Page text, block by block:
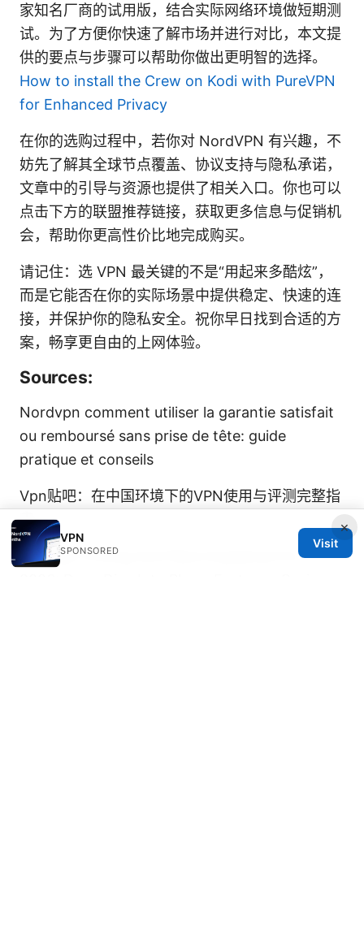
家知名厂商的试用版，结合实际网络环境做短期测
试。为了方便你快速了解市场并进行对比，本文提
供的要点与步骤可以帮助你做出更明智的选择。
How to install the Crew on Kodi with PureVPN
for Enhanced Privacy
在你的选购过程中，若你对 NordVPN 有兴趣，不
妨先了解其全球节点覆盖、协议支持与隐私承诺，
文章中的引导与资源也提供了相关入口。你也可以
点击下方的联盟推荐链接，获取更多信息与促销机
会，帮助你更高性价比地完成购买。
请记住：选 VPN 最关键的不是“用起来多酷炫”，
而是它能否在你的实际场景中提供稳定、快速的连
接，并保护你的隐私安全。祝你早日找到合适的方
案，畅享更自由的上网体验。
Sources:
Nordvpn comment utiliser la garantie satisfait
ou remboursé sans prise de tête: guide
pratique et conseils
Vpn贴吧：在中国环境下的VPN使用与评测完整指
南
Nordvpn Pricing And Plans Explained For
×
VPN
SPONSORED
Visit